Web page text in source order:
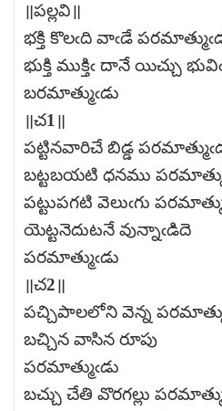
॥పల్లవి॥
భక్తి కొలఁది వాఁడే
భుక్తి ముక్తిఁ దానే యిచ్చు
బరమాత్ముఁడు
॥చ1॥
పట్టినవారిచే బిడ్డ
బట్టబయటి ధనము
పట్టుపగటి వెలుఁగు
యెట్టనెదుటనే వున్నాఁడిదె
పరమాత్ముఁడు
॥చ2॥
పచ్చిపాలలోని వెన్న
బచ్చిన వాసిన రూపు
పరమాత్ముఁడు
బచ్చు చేతి వొరగల్లు